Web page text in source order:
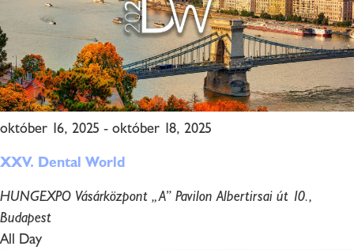
október 16, 2025 - október 18, 2025
XXV. Dental World
HUNGEXPO Vásárközpont „A” PavilonAlbertirsai út 10.,
Budapest
All Day